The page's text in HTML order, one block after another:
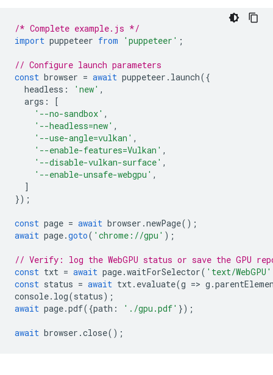
/* Complete example.js */
import puppeteer from 'puppeteer' ;
// Configure launch parameters
const browser = await puppeteer . launch({
headless : 'new' ,
args :
[
'--no-sandbox' ,
'--headless=new' ,
'--use-angle=vulkan' ,
'--enable-features=Vulkan' ,
'--disable-vulkan-surface' ,
'--enable-unsafe-webgpu' ,
]
});
const page = await browser .newPage();
await page.goto( 'chrome://gpu' );
// Verify: log the WebGPU status or save the GPU
const txt = await page.waitForSelector( 'text/WebGPU'
const status = await txt. evaluate(g => g .
console. log(status);
await page.pdf({path : './gpu.pdf' });
await browser .close();